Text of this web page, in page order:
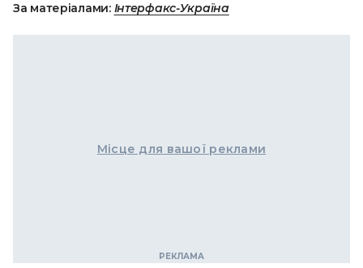
За матеріалами: Інтерфакс-Україна
Місце для вашої реклами